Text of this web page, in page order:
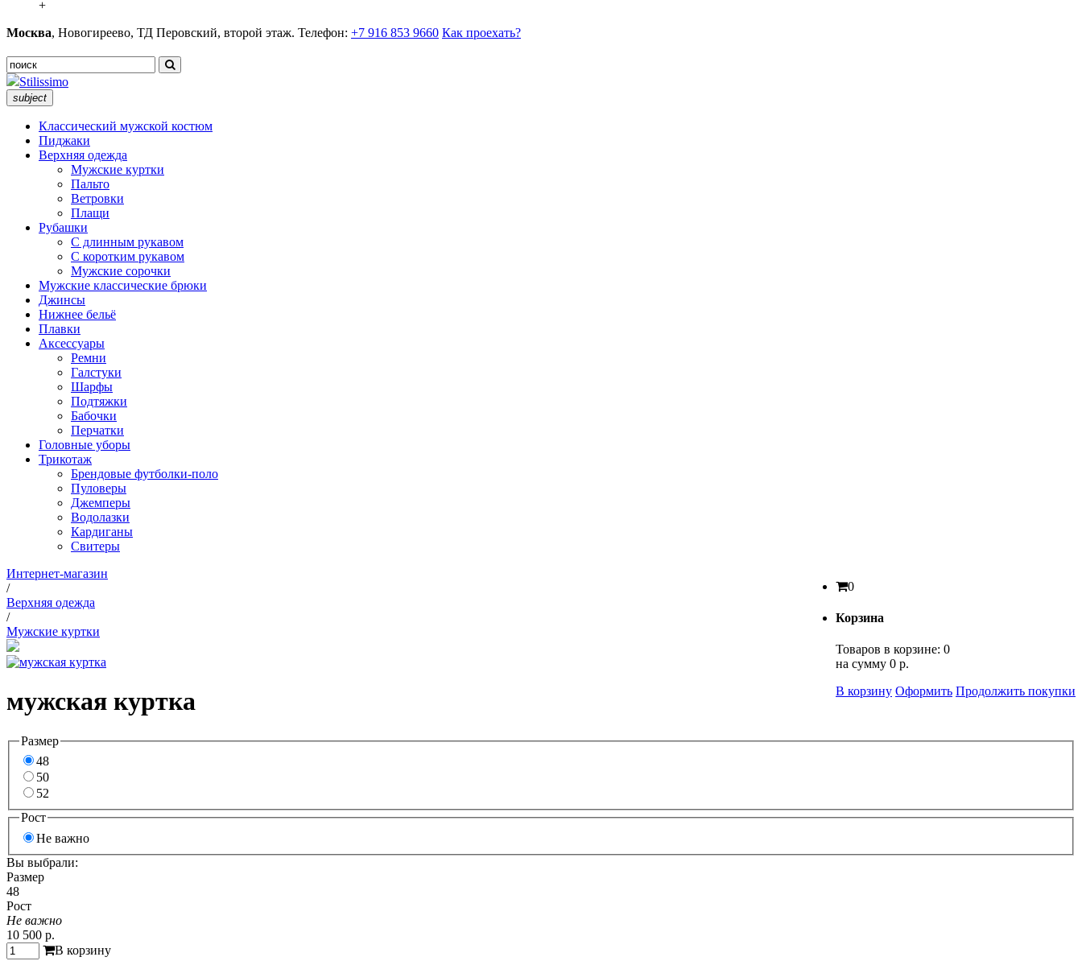
+
Москва, Новогиреево, ТД Перовский, второй этаж. Телефон: +7 916 853 9660 Как проехать?
Stilissimo
subject
Классический мужской костюм
Пиджаки
Верхняя одежда
Мужские куртки
Пальто
Ветровки
Плащи
Рубашки
С длинным рукавом
С коротким рукавом
Мужские сорочки
Мужские классические брюки
Джинсы
Нижнее бельё
Плавки
Аксессуары
Ремни
Галстуки
Шарфы
Подтяжки
Бабочки
Перчатки
Головные уборы
Трикотаж
Брендовые футболки-поло
Пуловеры
Джемперы
Водолазки
Кардиганы
Свитеры
0
Корзина
Товаров в корзине: 0
на сумму 0 р.
В корзину Оформить Продолжить покупки
Интернет-магазин
/
Верхняя одежда
/
Мужские куртки
мужская куртка
Размер
48
50
52
Рост
Не важно
Вы выбрали:
Размер
48
Рост
Не важно
10 500 р.
В корзину